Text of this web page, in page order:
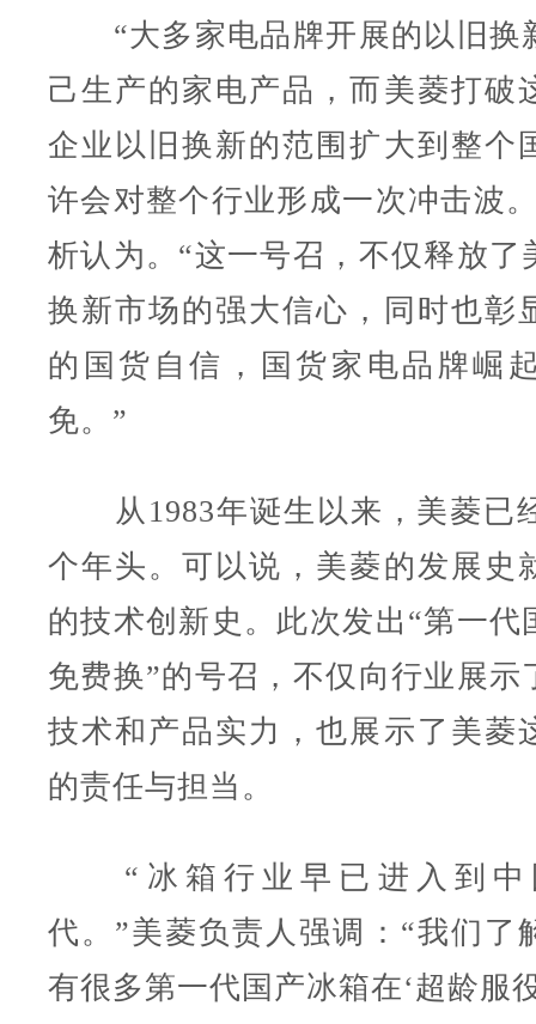
“大多家电品牌开展的以旧换
己生产的家电产品，而美菱打破
企业以旧换新的范围扩大到整个
许会对整个行业形成一次冲击波
析认为。“这一号召，不仅释放了
换新市场的强大信心，同时也彰
的国货自信，国货家电品牌崛
免。”
从1983年诞生以来，美菱已
个年头。可以说，美菱的发展史
的技术创新史。此次发出“第一代
免费换”的号召，不仅向行业展示
技术和产品实力，也展示了美菱
的责任与担当。
“冰箱行业早已进入到中
代。”美菱负责人强调：“我们了
有很多第一代国产冰箱在‘超龄服